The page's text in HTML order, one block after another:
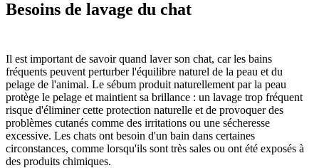
Besoins de lavage du chat
Il est important de savoir quand laver son chat, car les bains
fréquents peuvent perturber l'équilibre naturel de la peau et du
pelage de l'animal. Le sébum produit naturellement par la peau
protège le pelage et maintient sa brillance : un lavage trop fréquent
risque d'éliminer cette protection naturelle et de provoquer des
problèmes cutanés comme des irritations ou une sécheresse
excessive. Les chats ont besoin d'un bain dans certaines
circonstances, comme lorsqu'ils sont très sales ou ont été exposés à
des produits chimiques.